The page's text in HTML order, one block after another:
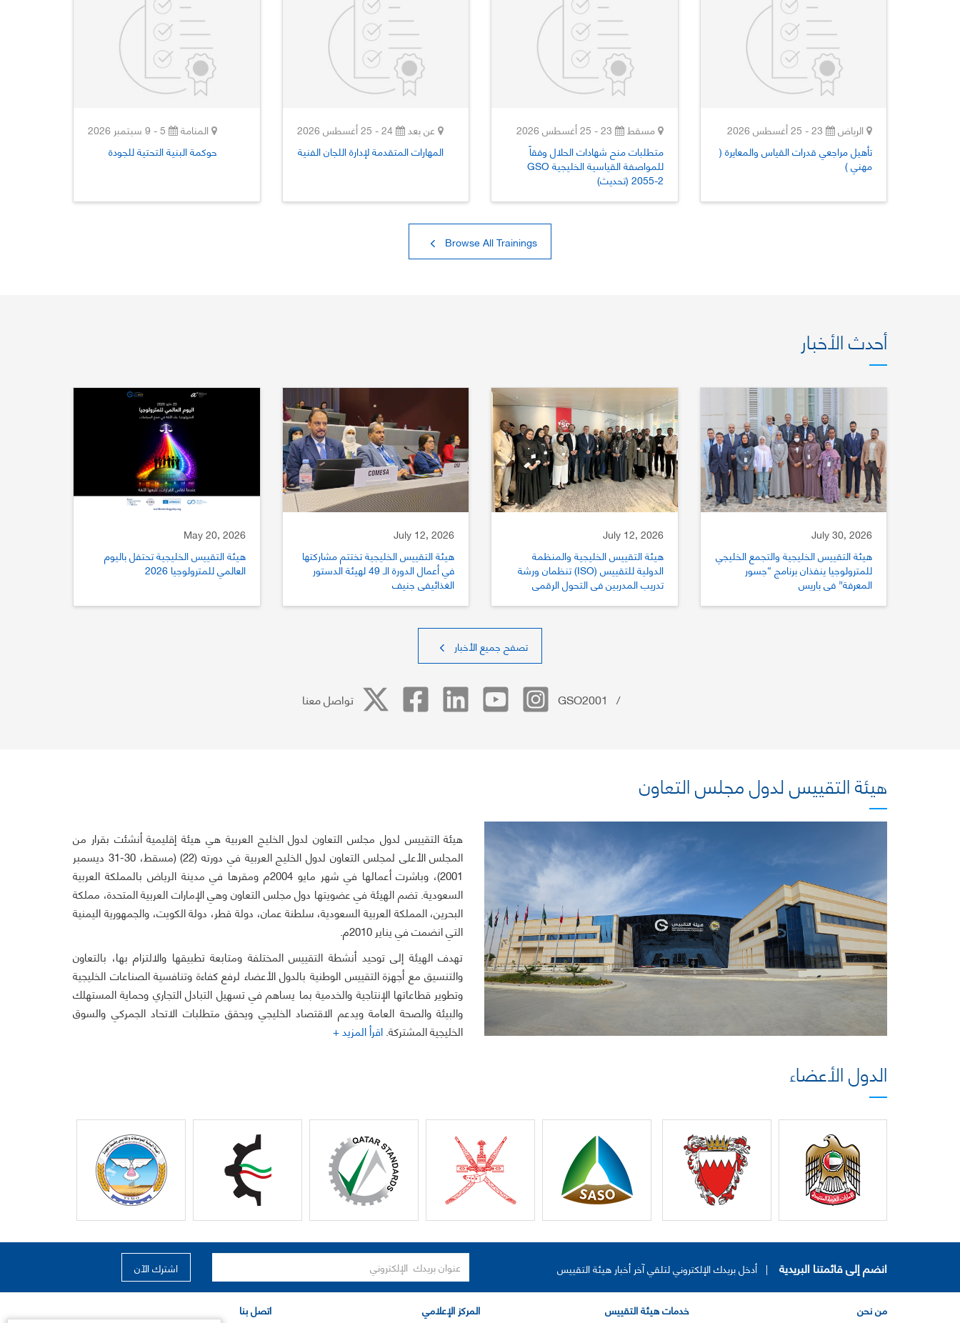
الرياض
تأهيل مراجعي قدرات القياس والمعايرة (
مهني )
مسقط
متطلبات منح شهادات الحلال وفقاً
للمواصفة القياسية الخليجية ‏GSO
‎‎2055-2‎ (تحديث)
عن بعد
24 - 25 أغسطس 2026
المهارات المتقدمة لإدارة اللجان الفنية
المنامة
حوكمة البنية التحتية للجودة
Browse All Trainings
أحدث الأخبار
July 30, 2026
هيئة التقييس الخليجية والتجمع الخليجي
للمترولوجيا ينفذان برنامج “جسور
المعرفة” في باريس
July 12, 2026
هيئة التقييس الخليجية والمنظمة
الدولية للتقييس (ISO) تنظمان ورشة
تدريب المدربين في التحول الرقمي
July 12, 2026
هيئة التقييس الخليجية تختتم مشاركتها
في أعمال الدورة الـ 49 لهيئة الدستور
الغذائيفي جنيف
May 20, 2026
هيئة التقييس الخليجية تحتفل باليوم
العالمي للمترولوجيا 2026
تصفح جميع الأخبار
تواصل معنا / GSO2001
هيئة التقييس لدول مجلس التعاون
هيئة التقييس لدول مجلس التعاون لدول الخليج العربية هي هيئة إقليمية أنشئت بقرار من
المجلس الأعلى لمجلس التعاون لدول الخليج العربية في دورته (22) (مسقط، 30-31 ديسمبر
2001)، وباشرت أعمالها في شهر مايو 2004م ومقرها في مدينة الرياض بالمملكة العربية
السعودية. تضم الهيئة في عضويتها دول مجلس التعاون وهي الإمارات العربية المتحدة، مملكة
البحرين، المملكة العربية السعودية، سلطنة عمان، دولة قطر، دولة الكويت، والجمهورية اليمنية
التي انضمت في يناير 2010م.
تهدف الهيئة إلى توحيد أنشطة التقييس المختلفة ومتابعة تطبيقها والالتزام بها، بالتعاون
والتنسيق مع أجهزة التقييس الوطنية بالدول الأعضاء لرفع كفاءة وتنافسية الصناعات الخليجية
وتطوير قطاعاتها الإنتاجية والخدمية بما يساهم في تسهيل التبادل التجاري وحماية المستهلك
والبيئة والصحة العامة ويدعم الاقتصاد الخليجي ويحقق متطلبات الاتحاد الجمركي والسوق
الخليجية المشتركة.اقرأ المزيد +
الدول الأعضاء
انضم إلى قائمتنا البريدية | أدخل بريدك الإلكتروني لتلقي آخر أخبار هيئة التقييس
من نحن خدمات هيئة التقييس المركز الإعلامي اتصل بنا